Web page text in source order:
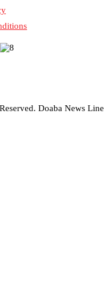
Doaba News Line